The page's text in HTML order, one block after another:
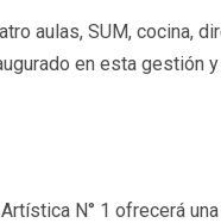
aulas, SUM, cocina,
en esta gestión
N° 1 ofrecerá